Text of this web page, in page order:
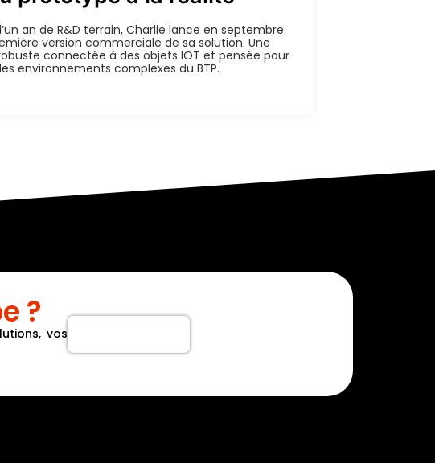
an de R&D terrain, Charlie lance en septembre
version commerciale de sa solution. Une
connectée à des objets IOT et pensée pour
les environnements complexes du BTP.
?
vos